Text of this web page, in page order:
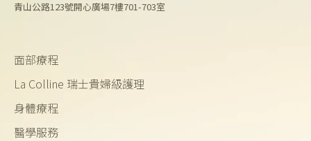
青山公路123號開心廣場7樓701-703室
面部療程
La Colline 瑞士貴婦級護理
身體療程
醫學服務